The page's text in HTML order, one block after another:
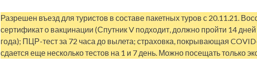
Разрешен въезд для туристов в составе пакетных туров с 20.11.21.
сертификат о вакцинации (Спутник V подходит, должно пройти 14
года); ПЦР-тест за 72 часа до вылета; страховка, покрывающая
сдается еще несколько тестов на 1 и 7 день. Можно посещать только